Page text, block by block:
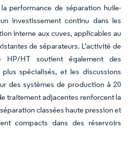
performance de séparation huile-
investissement continu dans les
interne aux cuves, applicables au
de séparateurs. L'activité de
HP/HT soutient également des
spécialisés, et les discussions
des systèmes de production à 20
traitement adjacentes renforcent la
classées haute pression et
compacts dans des réservoirs